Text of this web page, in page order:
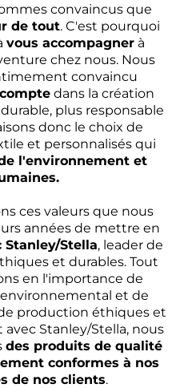
convaincus que
de tout. C'est pourquoi
vous accompagnerà
chez nous. Nous
convaincu
dans la création
plus responsable
donc le choix de
et personnalisés qui
l'environnement et
ces valeurs que nous
années de mettre en
Stella, leader de
et durables. Tout
en l'importance de
et de
production éthiques et
avec Stanley/Stella, nous
des produits de qualité
conformes à nos
de nos clients.